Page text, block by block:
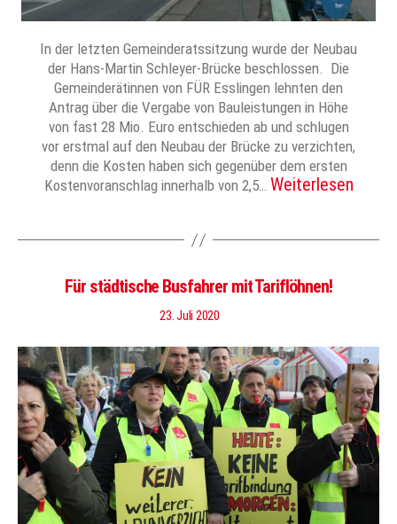
In der letzten Gemeinderatssitzung wurde der Neubau
der Hans-Martin Schleyer-Brücke beschlossen. Die
Gemeinderätinnen von FÜR Esslingen lehnten den
Antrag über die Vergabe von Bauleistungen in Höhe
von fast 28 Mio. Euro entschieden ab und schlugen
vor erstmal auf den Neubau der Brücke zu verzichten,
denn die Kosten haben sich gegenüber dem ersten
Kostenvoranschlag innerhalb von 2,5… Weiterlesen
Für städtische Busfahrer mit Tariflöhnen!
23. Juli 2020